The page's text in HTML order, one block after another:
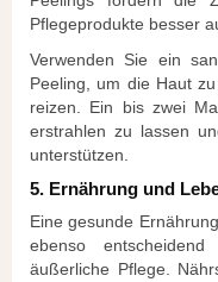
Pflegeprodukte besser
Verwenden Sie ein
Peeling, um die Haut
reizen. Ein bis zwei
erstrahlen zu lassen
unterstützen.
5. Ernährung und
Eine gesunde
ebenso
äußerliche Pflege.